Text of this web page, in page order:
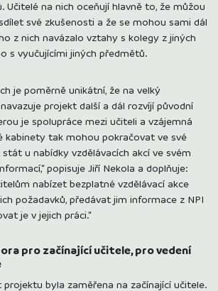
Učitelé na nich oceňují hlavně to, že můžou
své zkušenosti a že se mohou sami dál
z nich navázalo vztahy s kolegy z jiných
s vyučujícími jiných předmětů.
je poměrně unikátní, že na velký
projekt další a dál rozvíjí původní
je spolupráce mezi učiteli a vzájemná
kabinety tak mohou pokračovat ve své
u nabídky vzdělávacích akcí ve svém
popisuje Jiří Nekola a doplňuje:
nabízet bezplatné vzdělávací akce
požadavků, předávat jim informace z NPI
je v jejich práci.“
pro začínající učitele, pro vedení
byla zaměřena na začínající učitele.